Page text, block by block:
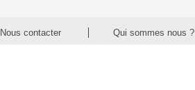
Nous contacter Qui sommes nous ?